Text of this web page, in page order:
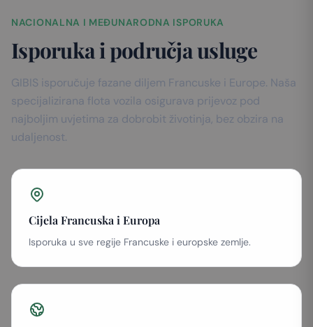
NACIONALNA I MEĐUNARODNA ISPORUKA
Isporuka i područja usluge
GIBIS isporučuje fazane diljem Francuske i Europe. Naša
specijalizirana flota vozila osigurava prijevoz pod
najboljim uvjetima za dobrobit životinja, bez obzira na
udaljenost.
Cijela Francuska i Europa
Isporuka u sve regije Francuske i europske zemlje.